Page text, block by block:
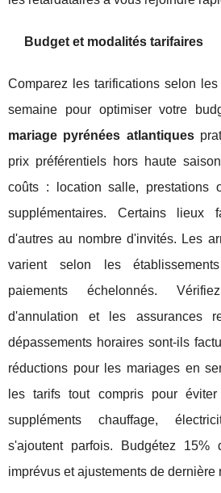
Budget et modalités tarifaires
Comparez les tarifications selon
semaine pour optimiser votre
mariage pyrénées atlantiques
prix préférentiels hors haute
coûts : location salle, prestations
supplémentaires. Certains lieux
d'autres au nombre d'invités. Les
varient selon les
paiements échelonnés.
d'annulation et les assurances
dépassements horaires sont-ils
réductions pour les mariages en
les tarifs tout compris pour
suppléments chauffage,
s'ajoutent parfois. Budgétez
imprévus et ajustements de dernière